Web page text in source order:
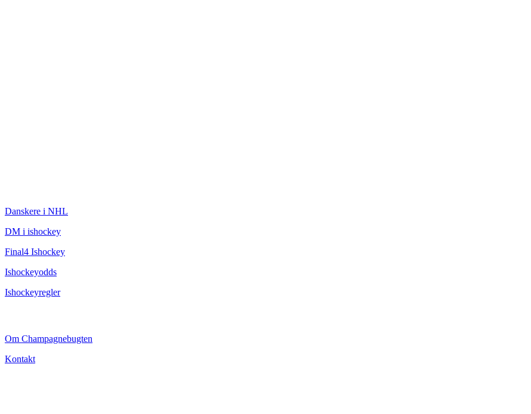
Danskere i NHL
DM i ishockey
Final4 Ishockey
Ishockeyodds
Ishockeyregler
Om Champagnebugten
Kontakt